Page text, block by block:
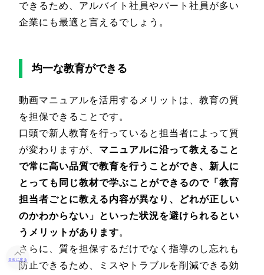
できるため、アルバイト社員やパート社員が多い
企業にも最適と言えるでしょう。
均一な教育ができる
動画マニュアルを活用するメリットは、教育の質
を担保できることです。
口頭で新人教育を行っていると担当者によって質
が変わりますが、 マニュアルに沿って教えること
で常に高い品質で教育を行うことができ、新人に
とっても同じ教材で学ぶことができるので「教育
担当者ごとに教える内容が異なり、どれが正しい
のかわからない」といった状況を避けられるとい
うメリットがあります。
さらに、質を担保するだけでなく指導のし忘れも
防止できるため、ミスやトラブルを削減できる効
目次に戻る